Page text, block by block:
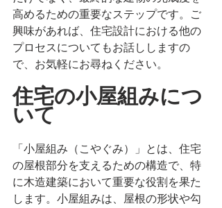
高めるための重要なステップです。ご
興味があれば、住宅設計における他の
プロセスについてもお話ししますの
で、お気軽にお尋ねください。
住宅の小屋組みにつ
いて
「小屋組み（こやぐみ）」とは、住宅
の屋根部分を支えるための構造で、特
に木造建築において重要な役割を果た
します。小屋組みは、屋根の形状や勾